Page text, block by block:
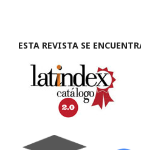
ESTA REVISTA SE